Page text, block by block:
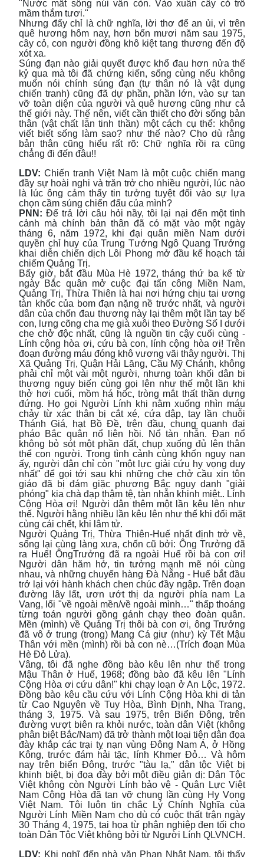
"Nước mất sông núi vẫn còn. Vào xuân cây cỏ trổ
mầm thắm tươi."
Nhưng đấy chỉ là chữ nghĩa, lời thơ để an ủi, vì trên
quê hương hôm nay, hơn bốn mươi năm sau 1975,
cây cỏ, con người đồng khô kiệt tang thương đến độ
xót xa.
Súng đạn nào giải quyết được khổ đau hơn nửa thế
kỷ qua mà tôi đã chứng kiến, sống cùng nếu không
muốn nói chính súng đạn (tự thân nó là vật dụng
chiến tranh) cũng đã dự phần, phần lớn, vào sự tan
vỡ toàn diện của người và quê hương cũng như cả
thế giới này. Thế nên, viết cần thiết cho đời sống bản
thân (vật chất lẫn tinh thần) một cách cụ thể: không
viết biết sống làm sao? như thế nào? Cho dù rằng
bản thân cũng hiểu rất rõ: Chữ nghĩa rồi ra cũng
chẳng đi đến đâu!!
LDV: Chiến tranh Việt Nam là một cuộc chiến mang
đầy sự hoài nghi và trăn trở cho nhiều người, lúc nào
là lúc ông cảm thấy tin tưởng tuyệt đối vào sự lựa
chọn cầm súng chiến đấu của mình?
PNN: Để trả lời câu hỏi nầy, tôi lại nại đến một tình
cảnh mà chính bản thân đã có mặt vào một ngày
tháng 6, năm 1972, khi đại quân miền Nam dưới
quyền chỉ huy của Trung Tướng Ngô Quang Trưởng
khai diễn chiến dịch Lôi Phong mở đầu kế hoạch tái
chiếm Quảng Trị.
Bấy giờ, bắt đầu Mùa Hè 1972, tháng thứ ba kể từ
ngày Bắc quân mở cuộc đại tấn công Miền Nam,
Quảng Trị, Thừa Thiên là hai nơi hứng chịu tai ương
tàn khốc của bom đạn nặng nề trước nhất, và người
dân của chốn đau thương này lại thêm một lần tay bế
con, lưng cõng cha mẹ già xuôi theo Đường Số I dưới
che chở độc nhất, cũng là nguồn tin cậy cuối cùng -
Lính cộng hòa ơi, cứu bà con, lính cộng hòa ơi! Trên
đoạn đường máu đóng khô vương vãi thây người. Thị
Xã Quảng Trị, Quận Hải Lăng, Cầu Mỹ Chánh, không
phải chỉ một vài một người, nhưng toàn khối dân bi
thương nguy biến cùng gọi lên như thế một lần khi
thở hơi cuối, mồm há hốc, tròng mắt thất thần dựng
đứng. Họ gọi Người Lính khi nằm xuống nhìn máu
chảy từ xác thân bị cắt xé, cứa dập, tay lần chuỗi
Thánh Giá, hạt Bồ Đề, trên đầu, chung quanh đại
pháo Bắc quân nổ liên hồi. Nổ tàn nhẫn. Đạn nổ
không bỏ sót một phần đất, chụp xuống đủ lên thân
thể con người. Trong tình cảnh cùng khốn nguy nan
ấy, người dân chỉ còn "một lực giải cứu hy vọng duy
nhất" để gọi tới sau khi những che chở cầu xin tôn
giáo đã bị đám giặc phương Bắc ngụy danh "giải
phóng" kia chà đạp thậm tệ, tàn nhẫn khinh miệt.. Lính
Cộng Hòa ơi! Người dân thêm một lần kêu lên như
thế. Người hằng nhiều lần kêu lên như thế khi đối mặt
cùng cái chết, khi lâm tử.
Người Quảng Trị, Thừa Thiên-Huế nhất định trở về,
sống lại cùng làng xưa, chốn cũ bởi: Ông Trưởng đã
ra Huế! ÔngTrưởng đã ra ngoài Huế rồi bà con ơi!
Người dân hăm hở, tin tưởng mạnh mẽ nói cùng
nhau, và những chuyến hàng Đà Nẵng - Huế bắt đầu
trở lại với hành khách chen chúc đầy ngập. Trên đoạn
đường lây lất, ươn ướt thị da người phía nam La
Vang, lối "về ngoài mền/về ngoài mình…" thấp thoáng
từng toán người gồng gánh chạy theo đoàn quân.
Mền (mình) về Quảng Trị thôi bà con ơi, ông Trưởng
đã vô ở trung (trong) Mang Cá giư (như) kỳ Tết Mậu
Thân với mền (mình) rồi bà con nè…(Trích đoạn Mùa
Hè Đỏ Lửa).
Vâng, tôi đã nghe đồng bào kêu lên như thế trong
Mậu Thân ở Huế, 1968; đồng bào đã kêu lên "Lính
Cộng Hòa ơi cứu dân!" khi chạy loạn ở An Lộc, 1972.
Đồng bào kêu cầu cứu với Lính Cộng Hòa khi di tản
từ Cao Nguyên về Tuy Hòa, Bình Định, Nha Trang,
tháng 3, 1975. Và sau 1975, trên Biển Đông, trên
đường vượt biên ra khỏi nước, toàn dân Việt (không
phân biệt Bắc/Nam) đã trở thành một loại tiện dân đọa
đày khắp các trại tỵ nạn vùng Đông Nam Á, ở Hồng
Kông, trước đám hải tặc, lính Khmer Đỏ… Và hôm
nay trên biển Đông, trước "tàu lạ," dân tộc Việt bị
khinh biệt, bị đọa đày bởi một điều giản dị: Dân Tộc
Việt không còn Người Lính bảo vệ - Quân Lực Việt
Nam Cộng Hòa đã tan vỡ chung lần cùng Hy Vọng
Việt Nam. Tôi luôn tin chắc Lý Chính Nghĩa của
Người Lính Miền Nam cho dù có cuộc thất trận ngày
30 Tháng 4, 1975, tai họa từ phận nghiệp đen tối cho
toàn Dân Tộc Việt không bởi từ Người Lính QLVNCH.
LDV: Khi nghĩ đến nhà văn Phan Nhật Nam, tôi thấy